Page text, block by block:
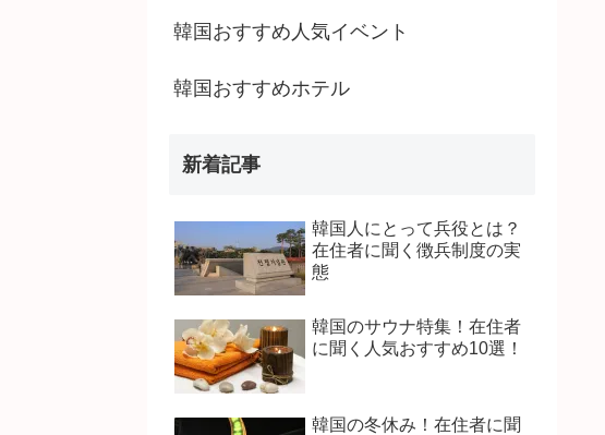
韓国おすすめ人気イベント
韓国おすすめホテル
新着記事
韓国人にとって兵役とは？
在住者に聞く徴兵制度の実
態
韓国のサウナ特集！在住者
に聞く人気おすすめ10選！
韓国の冬休み！在住者に聞